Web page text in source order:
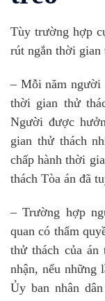
Tùy trường hợp
rút ngắn thời gian
– Mỗi năm người
thời gian thử
Người được
gian thử thách
chấp hành thời
thách Tòa án đã
– Trường hợp
quan có thẩm
thử thách của án
nhận, nếu những
Ủy ban nhân